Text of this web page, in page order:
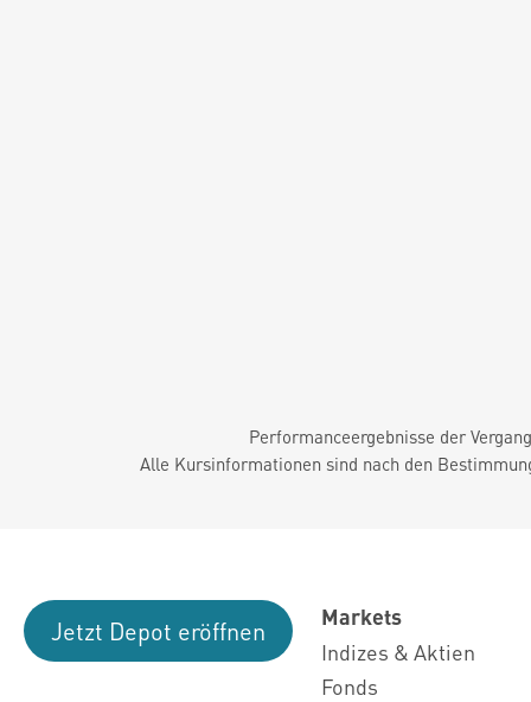
Performanceergebnisse der
Alle Kursinformationen sind nach den
Jetzt Depot eröffnen
Markets
Indizes & Aktien
Fonds